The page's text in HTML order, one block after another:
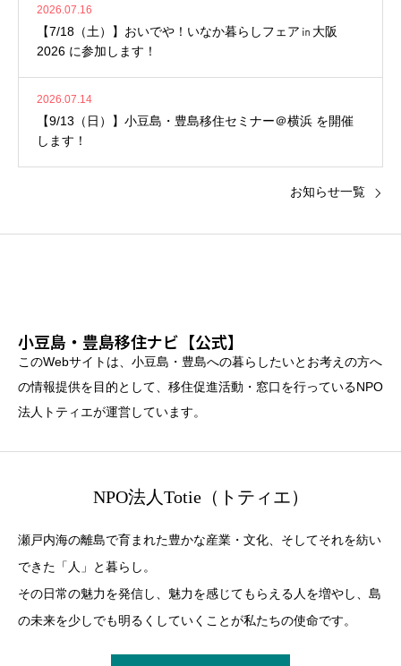
2026.07.16
【7/18（土）】おいでや！いなか暮らしフェア㏌大阪
2026 に参加します！
2026.07.14
【9/13（日）】小豆島・豊島移住セミナー＠横浜 を開催
します！
お知らせ一覧
小豆島・豊島移住ナビ【公式】
このWebサイトは、小豆島・豊島への暮らしたいとお考えの方へ
の情報提供を目的として、移住促進活動・窓口を行っているNPO
法人トティエが運営しています。
NPO法人Totie（トティエ）
瀬戸内海の離島で育まれた豊かな産業・文化、そしてそれを紡い
できた「人」と暮らし。
その日常の魅力を発信し、魅力を感じてもらえる人を増やし、島
の未来を少しでも明るくしていくことが私たちの使命です。